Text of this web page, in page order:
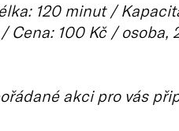
120 minut /
Cena: 100 Kč / osoba,
akci pro vás